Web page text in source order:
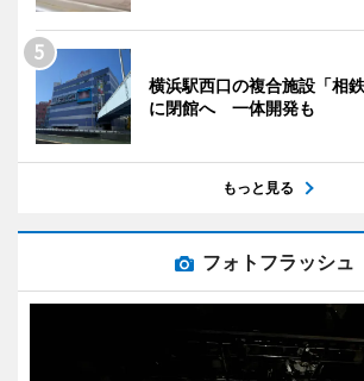
横浜駅西口の複合施設「相
に閉館へ 一体開発も
もっと見る
フォトフラッシュ